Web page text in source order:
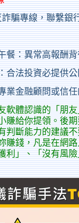
騙專線，聯繫銀
餐：異常高報酬
合法投資必提供
業金融顧問或信
軟體認識的「朋
賺給你提領。後
判斷能力的建議
賺錢，凡是在網
利」、「沒有風